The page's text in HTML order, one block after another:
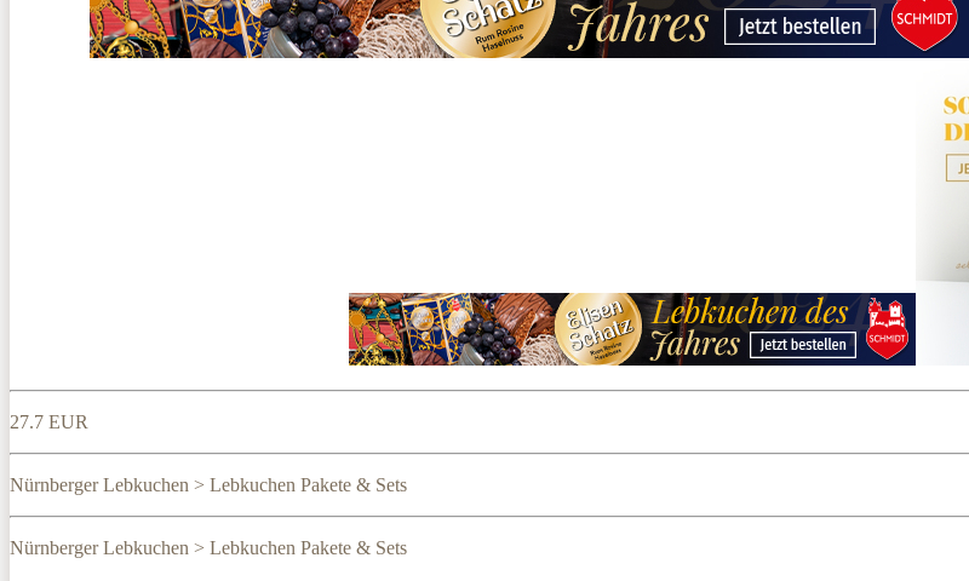
27.7 EUR
Nürnberger Lebkuchen > Lebkuchen Pakete & Sets
Nürnberger Lebkuchen > Lebkuchen Pakete & Sets